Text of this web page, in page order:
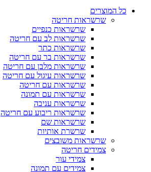
כל המוצרים
שרשראות חריטה
שרשראות כנפיים
שרשראות לב עם חריטה
שרשראות כתר
שרשראות בר עם חריטה
שרשראות מלבן עם חריטה
שרשראות עיגול עם חריטה
שרשראות עם חריטה
שרשראות עם תמונה
שרשראות עניבה
שרשראות ריבוע עם חריטה
שרשראות שם
שרשרת אותיות
שרשראות משובצים
צמידים חריטה
צמידי עור
צמידים עם תמונה